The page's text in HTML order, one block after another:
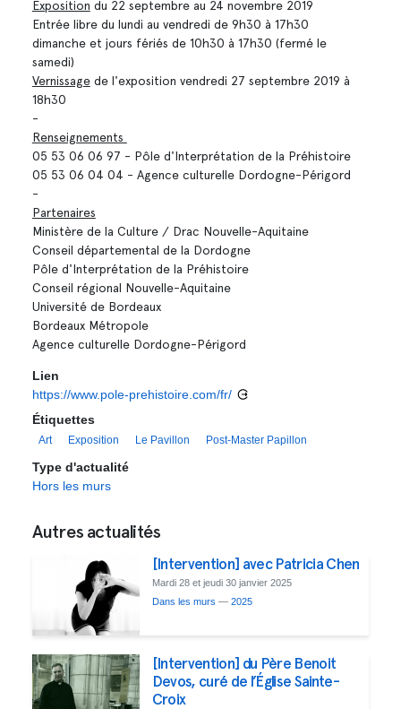
Exposition du 22 septembre au 24 novembre 2019
Entrée libre du lundi au vendredi de 9h30 à 17h30
dimanche et jours fériés de 10h30 à 17h30 (fermé le
samedi)
Vernissagede l'exposition vendredi 27 septembre 2019 à
18h30
-
Renseignements
05 53 06 06 97 - Pôle d'Interprétation de la Préhistoire
05 53 06 04 04 - Agence culturelle Dordogne-Périgord
-
Partenaires
Ministère de la Culture / Drac Nouvelle-Aquitaine
Conseil départemental de la Dordogne
Pôle d'Interprétation de la Préhistoire
Conseil régional Nouvelle-Aquitaine
Université de Bordeaux
Bordeaux Métropole
Agence culturelle Dordogne-Périgord
Lien
https://www.pole-prehistoire.com/fr/
Étiquettes
Art Exposition Le Pavillon Post-Master Papillon
Type d'actualité
Hors les murs
Autres actualités
[Intervention] avec Patricia Chen
Mardi 28 et jeudi 30 janvier 2025
Dans les murs — 2025
​​​​​​​[Intervention] du Père Benoit
Devos, curé de l’Église Sainte-
Croix